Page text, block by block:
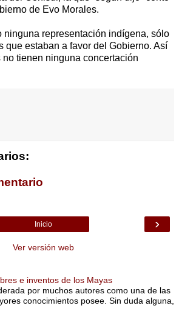
de Evo Morales.
ninguna representación indígena, sólo
que estaban a favor del Gobierno. Así
tienen ninguna concertación
›
Inicio
Ver versión web
e inventos de los Mayas
por muchos autores como una de las
conocimientos posee. Sin duda alguna,